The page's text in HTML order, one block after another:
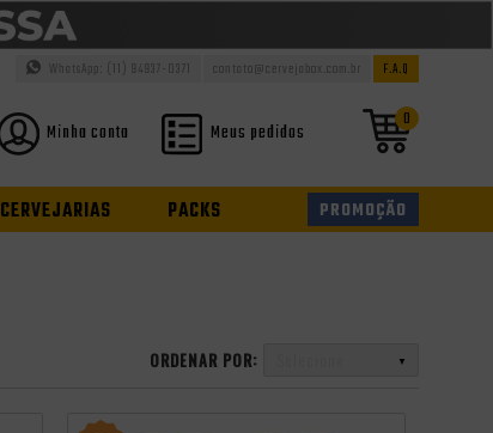
F.A.Q
contato@cervejabox.com.br
WhatsApp: (11) 94937-0371
0
Minha conta Meus pedidos
CERVEJARIAS
PACKS
PROMOÇÃO
ORDENAR POR: